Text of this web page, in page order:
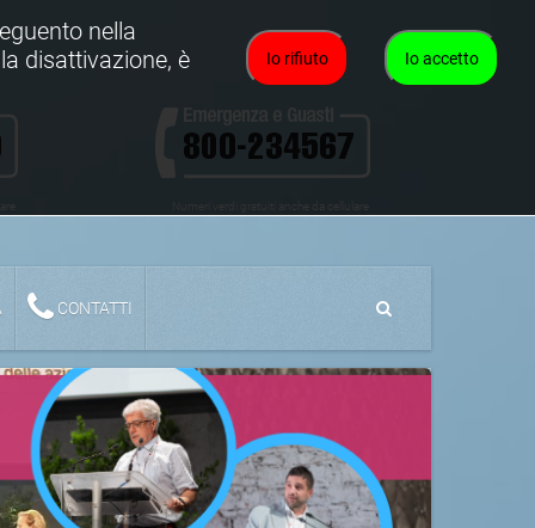
Numeri verdi gratuiti anche da cellulare
CONTATTI
Io accetto
Io rifiuto
nella
disattivazione, è